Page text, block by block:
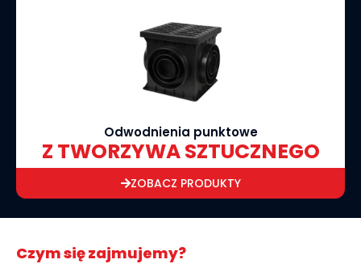
Odwodnienia punktowe
Z TWORZYWA SZTUCZNEGO
ZOBACZ PRODUKTY
Czym się zajmujemy?